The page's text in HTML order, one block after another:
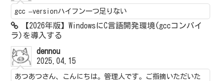
gcc –versionハイフン一つ足りない
【2026年版】WindowsにC言語開発環境(gccコンパイ
ラ)を導入する
dennou
2025.04.15
あつあつさん、こんにちは。管理人です。ご指摘いただいた